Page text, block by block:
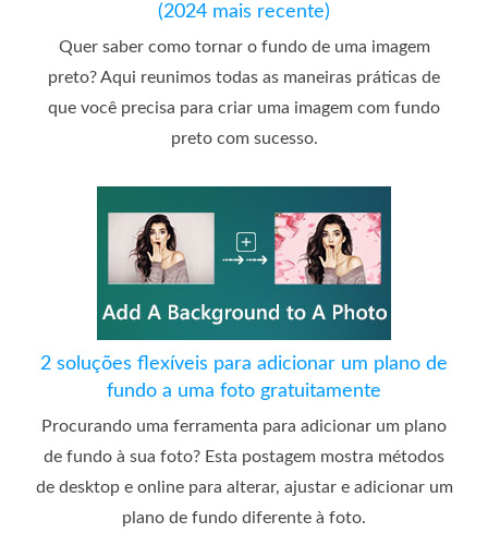
(2024 mais recente)
Quer saber como tornar o fundo de uma imagem
preto? Aqui reunimos todas as maneiras práticas de
que você precisa para criar uma imagem com fundo
preto com sucesso.
2 soluções flexíveis para adicionar um plano de
fundo a uma foto gratuitamente
Procurando uma ferramenta para adicionar um plano
de fundo à sua foto? Esta postagem mostra métodos
de desktop e online para alterar, ajustar e adicionar um
plano de fundo diferente à foto.